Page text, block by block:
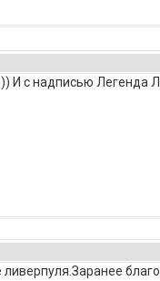
И с надписью Легенда